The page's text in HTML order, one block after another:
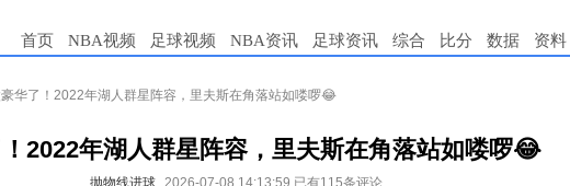
首页 NBA视频 足球视频 NBA资讯 足球资讯 综合 比分 数据 资料
华了！2022年湖人群星阵容，里夫斯在角落站如喽啰😂
2022年湖人群星阵容，里夫斯在角落站如喽啰😂
抛物线进球 2026-07-08 14:13:59 已有115条评论